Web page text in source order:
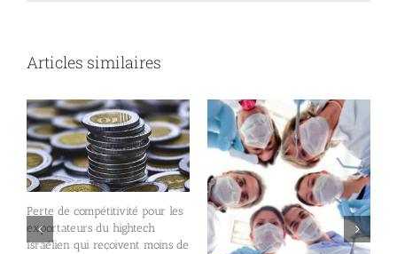
Articles similaires
Perte de compétitivité pour les
exportateurs du hightech
israélien qui reçoivent moins de